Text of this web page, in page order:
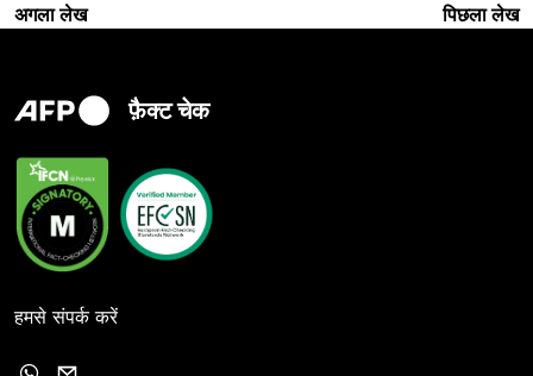
अगला लेख पिछला लेख
फ़ैक्ट चेक
हमसे संपर्क करें